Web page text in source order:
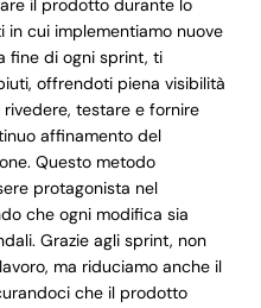
il prodotto durante lo
in cui implementiamo nuove
fine di ogni sprint, ti
offrendoti piena visibilità
testare e fornire
affinamento del
Questo metodo
protagonista nel
che ogni modifica sia
Grazie agli sprint, non
ma riduciamo anche il
che il prodotto